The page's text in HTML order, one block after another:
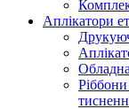
Аплікатори